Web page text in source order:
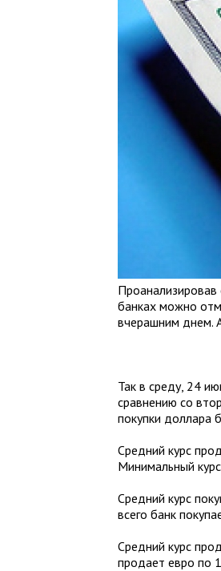
банках можно
вчерашним днем.
Так в среду, 24
сравнению со
покупки доллара
Средний курс
Минимальный
Средний курс
всего банк
Средний курс
продает евро по